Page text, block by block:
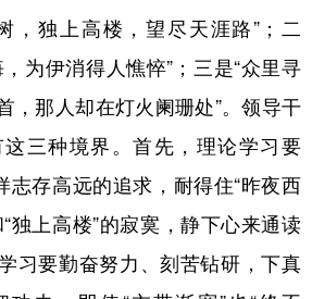
，独上高楼，望尽天涯路”；二
为伊消得人憔悴”；三是“众里寻
，那人却在灯火阑珊处”。领导干
三种境界。首先，理论学习要
志存高远的追求，耐得住“昨夜西
独上高楼”的寂寞，静下心来通读
习要勤奋努力、刻苦钻研，下真